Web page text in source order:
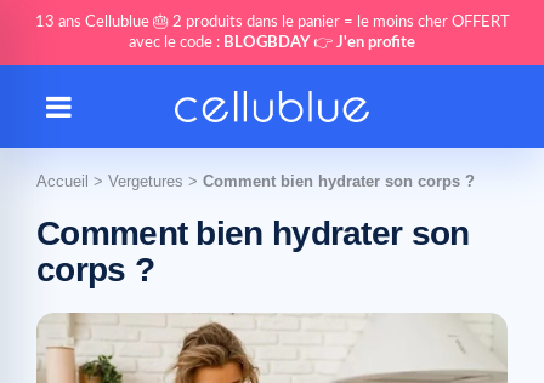
13 ans Cellublue 🎂 2 produits dans le panier = le moins cher OFFERT
avec le code : BLOGBDAY 👉 J'en profite
Accueil > Vergetures > Comment bien hydrater son corps ?
Comment bien hydrater son
corps ?